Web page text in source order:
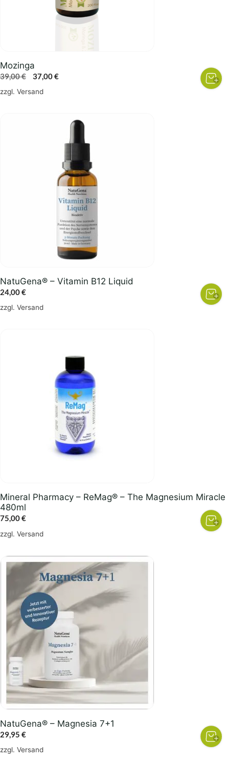
Mozinga
39,00€
Ursprünglicher
Preis
37,00€Aktueller
zzgl. Versand
NatuGena® – Vitamin B12 Liquid
24,00€
zzgl. Versand
Mineral Pharmacy – ReMag® – The Magnesium Miracle
480ml
75,00€
zzgl. Versand
NatuGena® – Magnesia 7+1
29,95 €
zzgl. Versand